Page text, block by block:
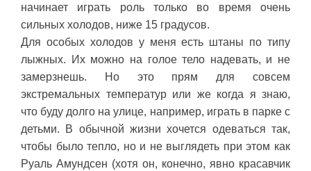
начинает играть роль только во время очень
сильных холодов, ниже 15 градусов.
Для особых холодов у меня есть штаны по типу
лыжных. Их можно на голое тело надевать, и не
замерзнешь. Но это прям для совсем
экстремальных температур или же когда я знаю,
что буду долго на улице, например, играть в парке с
детьми. В обычной жизни хочется одеваться так,
чтобы было тепло, но и не выглядеть при этом как
Руаль Амундсен (хотя он, конечно, явно красавчик